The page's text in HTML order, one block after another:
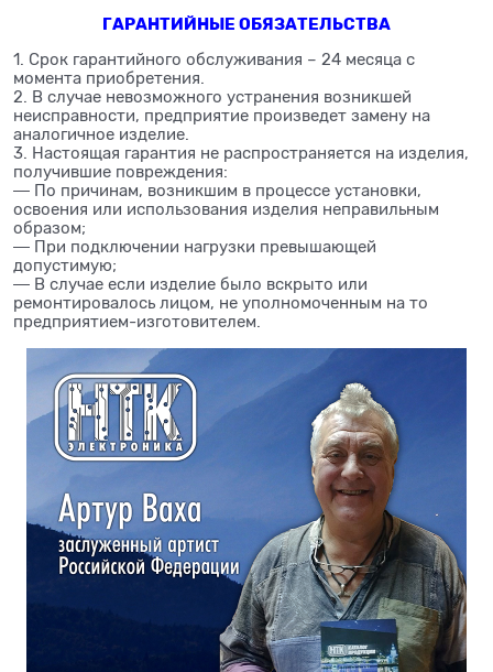
ГАРАНТИЙНЫЕ ОБЯЗАТЕЛЬСТВА
1. Срок гарантийного обслуживания – 24 месяца с
момента приобретения.
2. В случае невозможного устранения возникшей
неисправности, предприятие произведет замену на
аналогичное изделие.
3. Настоящая гарантия не распространяется на изделия,
получившие повреждения:
― По причинам, возникшим в процессе установки,
освоения или использования изделия неправильным
образом;
― При подключении нагрузки превышающей
допустимую;
― В случае если изделие было вскрыто или
ремонтировалось лицом, не уполномоченным на то
предприятием-изготовителем.